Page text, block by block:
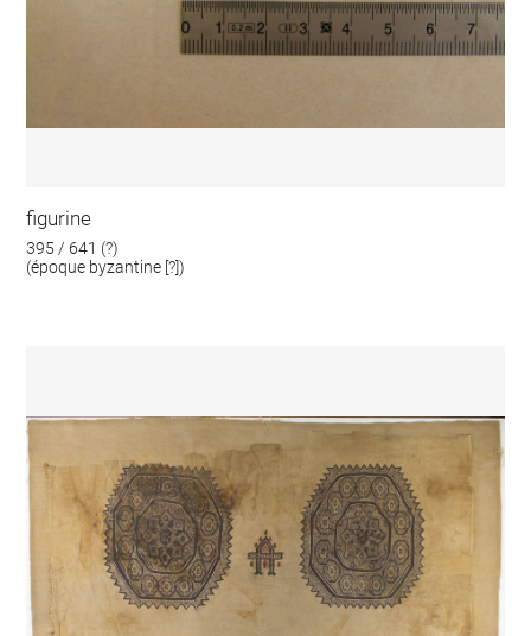
figurine
395 / 641 (?)
(époque byzantine [?])